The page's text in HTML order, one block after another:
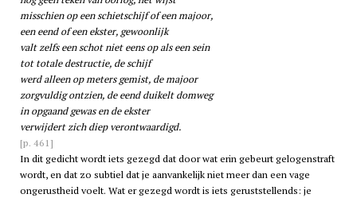
misschien op een schietschijf of een majoor,
een eend of een ekster, gewoonlijk
valt zelfs een schot niet eens op als een sein
tot totale destructie, de schijf
werd alleen op meters gemist, de majoor
zorgvuldig ontzien, de eend duikelt domweg
in opgaand gewas en de ekster
verwijdert zich diep verontwaardigd.
[p. 461]
In dit gedicht wordt iets gezegd dat door wat erin gebeurt gelogenstraft
wordt, en dat zo subtiel dat je aanvankelijk niet meer dan een vage
ongerustheid voelt. Wat er gezegd wordt is iets geruststellends: je